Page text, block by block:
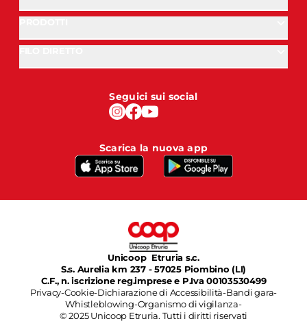
Seguici sui social
Scarica la nuova app
Unicoop Etruria s.c.
S.s. Aurelia km 237 - 57025 Piombino (LI)
C.F., n. iscrizione reg.imprese e P.Iva 00103530499
Privacy-Cookie-Dichiarazione di Accessibilità-Bandi gara-
Whistleblowing-Organismo di vigilanza-
© 2025 Unicoop Etruria. Tutti i diritti riservati